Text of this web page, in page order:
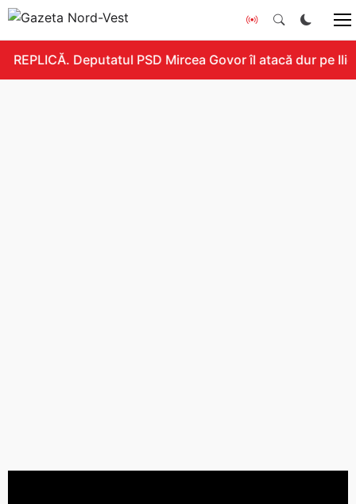
REPLICĂ. Deputatul PSD Mircea Govor îl atacă dur pe